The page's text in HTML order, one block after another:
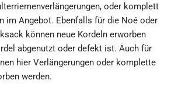
oder komplett
im Angebot. Ebenfalls für die Noé oder
können neue Kordeln erworben
abgenutzt oder defekt ist. Auch für
hier Verlängerungen oder komplette
werden.